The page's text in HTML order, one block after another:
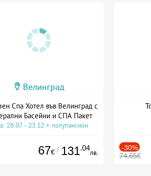
Велинград
Спа Хотел във Велинград с
Басейни и СПА Пакет
28.07 - 23.12 + полупансион
67€ / 131.04
лв.
-30%
74.65€